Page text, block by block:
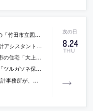
8.24
THU
館」の写真など
タントを募集中
宅「大上の家」
り抜けプロジェクト」
タッフを募集中